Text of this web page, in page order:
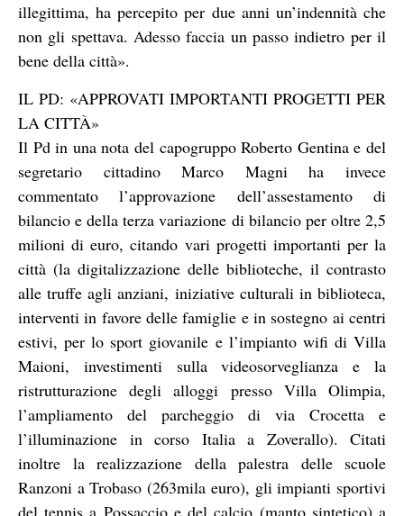
illegittima, ha percepito per due anni un’indennità che
non gli spettava. Adesso faccia un passo indietro per il
bene della città».
IL PD: «APPROVATI IMPORTANTI PROGETTI PER
LA CITTÀ»
Il Pd in una nota del capogruppo Roberto Gentina e del
segretario cittadino Marco Magni ha invece
commentato l’approvazione dell’assestamento di
bilancio e della terza variazione di bilancio per oltre 2,5
milioni di euro, citando vari progetti importanti per la
città (la digitalizzazione delle biblioteche, il contrasto
alle truffe agli anziani, iniziative culturali in biblioteca,
interventi in favore delle famiglie e in sostegno ai centri
estivi, per lo sport giovanile e l’impianto wifi di Villa
Maioni, investimenti sulla videosorveglianza e la
ristrutturazione degli alloggi presso Villa Olimpia,
l’ampliamento del parcheggio di via Crocetta e
l’illuminazione in corso Italia a Zoverallo). Citati
inoltre la realizzazione della palestra delle scuole
Ranzoni a Trobaso (263mila euro), gli impianti sportivi
del tennis a Possaccio e del calcio (manto sintetico) a